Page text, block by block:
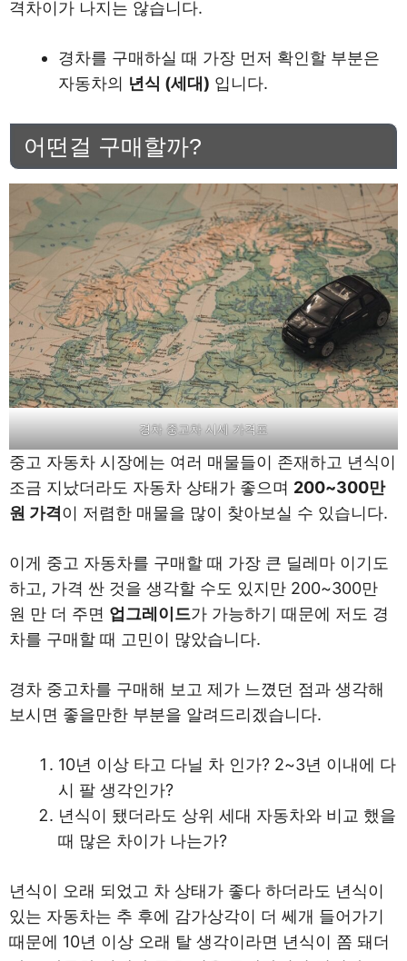
격차이가 나지는 않습니다.
경차를 구매하실 때 가장 먼저 확인할 부분은
자동차의 년식 (세대) 입니다.
어떤걸 구매할까?
경차 중고차 시세 가격표
중고 자동차 시장에는 여러 매물들이 존재하고 년식이
조금 지났더라도 자동차 상태가 좋으며 200~300만
원 가격이 저렴한 매물을 많이 찾아보실 수 있습니다.
이게 중고 자동차를 구매할 때 가장 큰 딜레마 이기도
하고, 가격 싼 것을 생각할 수도 있지만 200~300만
원 만 더 주면 업그레이드가 가능하기 때문에 저도 경
차를 구매할 때 고민이 많았습니다.
경차 중고차를 구매해 보고 제가 느꼈던 점과 생각해
보시면 좋을만한 부분을 알려드리겠습니다.
10년 이상 타고 다닐 차 인가? 2~3년 이내에 다
시 팔 생각인가?
년식이 됐더라도 상위 세대 자동차와 비교 했을
때 많은 차이가 나는가?
년식이 오래 되었고 차 상태가 좋다 하더라도 년식이
있는 자동차는 추 후에 감가상각이 더 쎄개 들어가기
때문에 10년 이상 오래 탈 생각이라면 년식이 쫌 돼더